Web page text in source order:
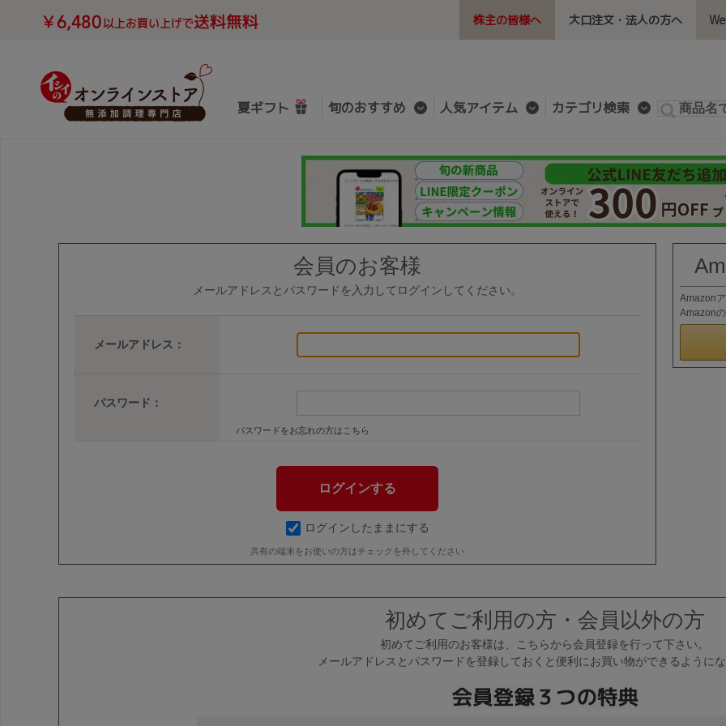
株主の皆様へ 大口注文・法人の方へ
夏ギフト 旬のおすすめ 人気アイテム カテゴリ検索
会員のお客様
メールアドレスとパスワードを入力してログインしてください。
メールアドレス：
パスワード：
パスワードをお忘れの方はこちら
ログインしたままにする
共有の端末をお使いの方はチェックを外してください
Amazon
Amazon
初めてご利用の方・会員以外の方
初めてご利用のお客様は、こちらから会員登録を行って下さい。
メールアドレスとパスワードを登録しておくと便利にお買い物ができるように